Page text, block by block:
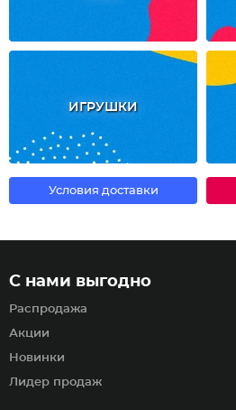
ИГРУШКИ
Условия доставки
С нами выгодно
Распродажа
Акции
Новинки
Лидер продаж